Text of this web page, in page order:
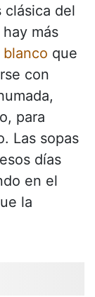
clásica del
más
blanco que
con
para
Las sopas
días
en el
la